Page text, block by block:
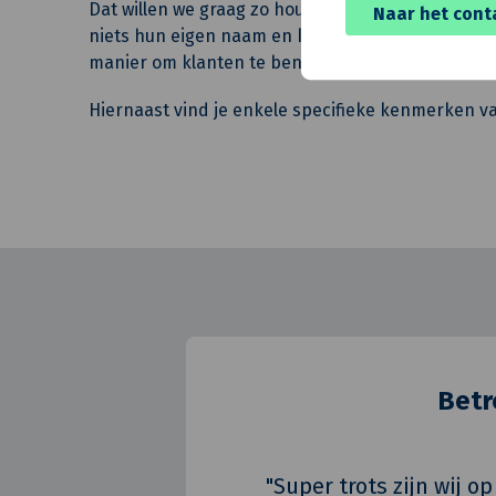
Naar het
Dat willen we graag zo houden; de
niets hun eigen naam en kleur. En zo treden ze
manier om klanten te benaderen en hun eigen
Hiernaast vind je enkele specifieke kenmerken
"Super trots zijn wij